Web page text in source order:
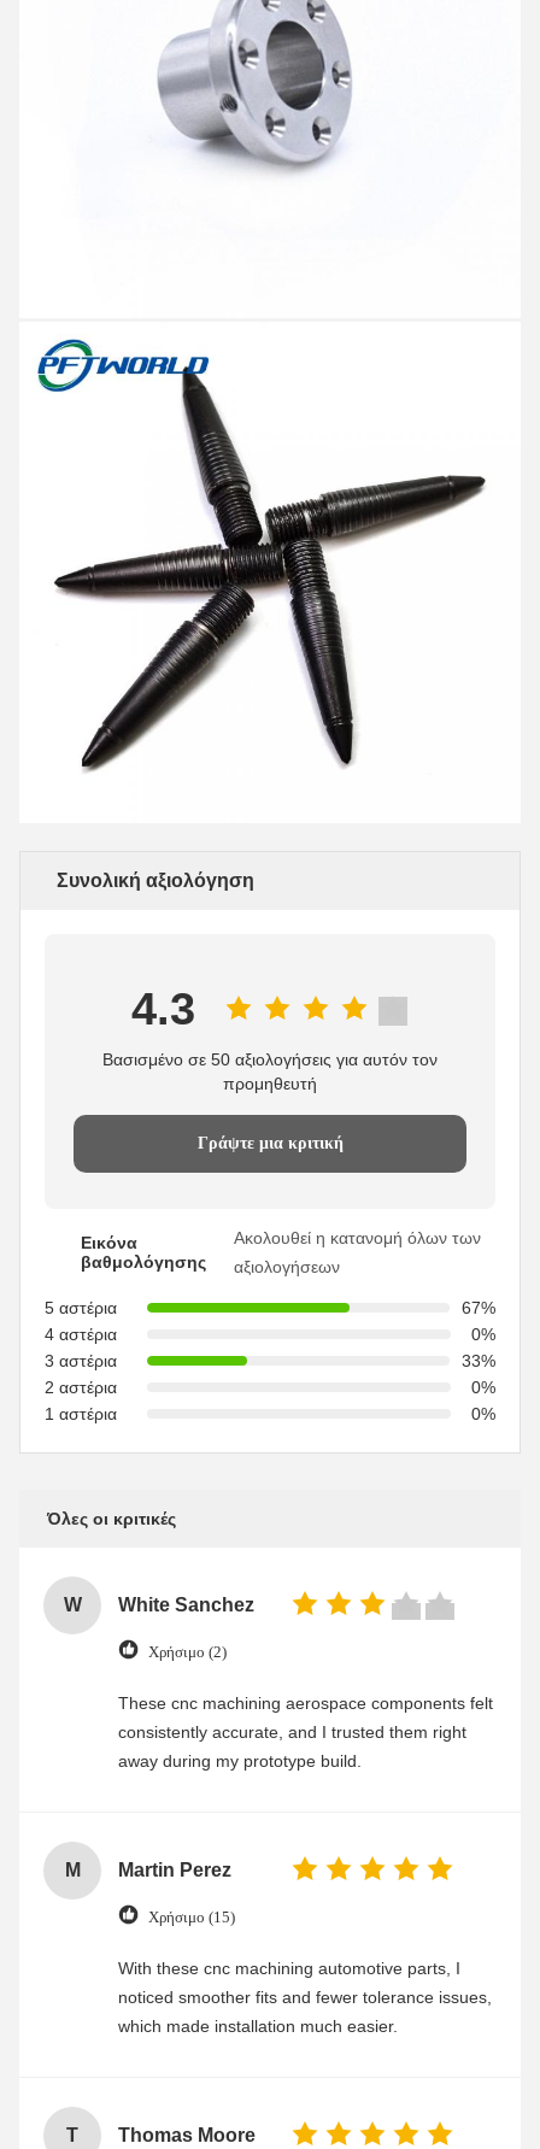
Συνολική αξιολόγηση
4.3
Βασισμένο σε 50 αξιολογήσεις για αυτόν τον
προμηθευτή
Γράψτε μια κριτική
Εικόνα
βαθμολόγησης
Ακολουθεί η κατανομή όλων των
αξιολογήσεων
5 αστέρια
67%
4 αστέρια
0%
3 αστέρια
33%
2 αστέρια
0%
1 αστέρια
0%
Όλες οι κριτικές
W White Sanchez
Χρήσιμο (2)
These cnc machining aerospace components felt
consistently accurate, and I trusted them right
away during my prototype build.
M Martin Perez
Χρήσιμο (15)
With these cnc machining automotive parts, I
noticed smoother fits and fewer tolerance issues,
which made installation much easier.
T Thomas Moore